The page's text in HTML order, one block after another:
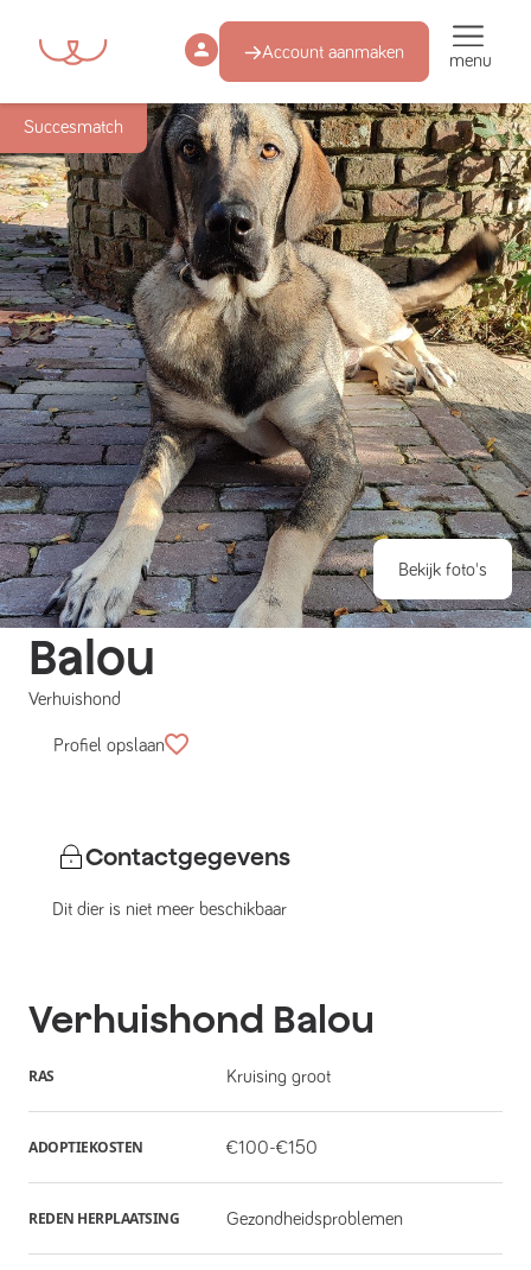
Account aanmaken menu
Succesmatch
Bekijk foto's
Balou
Verhuishond
Profiel opslaan
Contactgegevens
Dit dier is niet meer beschikbaar
Verhuishond Balou
RAS Kruising groot
ADOPTIEKOSTEN €100-€150
REDEN HERPLAATSING Gezondheidsproblemen